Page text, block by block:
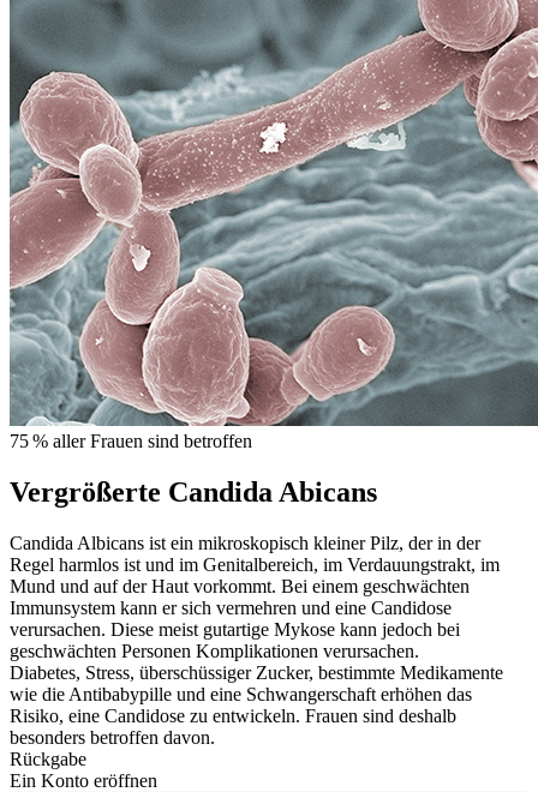
75 % aller Frauen sind betroffen
Vergrößerte Candida Abicans
Candida Albicans ist ein mikroskopisch kleiner Pilz, der in der
Regel harmlos ist und im Genitalbereich, im Verdauungstrakt, im
Mund und auf der Haut vorkommt. Bei einem geschwächten
Immunsystem kann er sich vermehren und eine Candidose
verursachen. Diese meist gutartige Mykose kann jedoch bei
geschwächten Personen Komplikationen verursachen.
Diabetes, Stress, überschüssiger Zucker, bestimmte Medikamente
wie die Antibabypille und eine Schwangerschaft erhöhen das
Risiko, eine Candidose zu entwickeln. Frauen sind deshalb
besonders betroffen davon.
Rückgabe
Ein Konto eröffnen